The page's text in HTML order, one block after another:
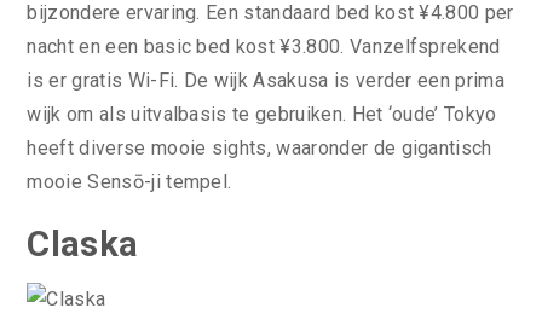
bijzondere ervaring. Een standaard bed kost ¥4.800 per
nacht en een basic bed kost ¥3.800. Vanzelfsprekend
is er gratis Wi-Fi. De wijk Asakusa is verder een prima
wijk om als uitvalbasis te gebruiken. Het ‘oude’ Tokyo
heeft diverse mooie sights, waaronder de gigantisch
mooie Sensō-ji tempel.
Claska